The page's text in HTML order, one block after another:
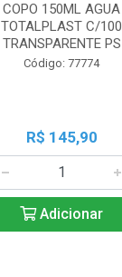
COPO 150ML AGUA
TOTALPLAST C/100
TRANSPARENTE PS
Código: 77774
R$ 145,90
Adicionar